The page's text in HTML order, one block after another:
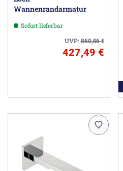
Wannenrandarmatur
Sofort lieferbar
UVP:860,56€
427,49 €